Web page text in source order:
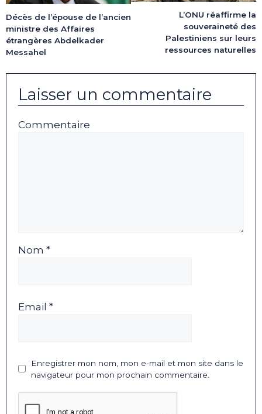
Décès de l’épouse de l’ancien
ministre des Affaires
étrangères Abdelkader
Messahel
L’ONU réaffirme la
souveraineté des
Palestiniens sur leurs
ressources naturelles
Laisser un commentaire
Commentaire
Nom *
Email *
Enregistrer mon nom, mon e-mail et mon site dans le
navigateur pour mon prochain commentaire.